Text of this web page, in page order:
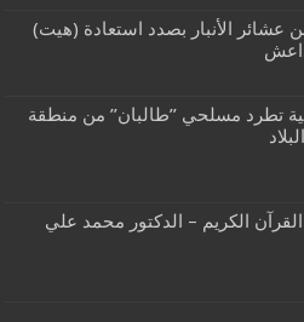
من عشائر الأنبار بصدد استعادة (هيت)
تطرد مسلحي ’’طالبان’’ من منطقة
الكريم – الدكتور محمد علي